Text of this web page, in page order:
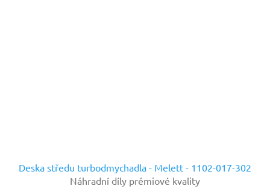
Deska středu turbodmychadla - Melett - 1102-017-302
Náhradní díly prémiové kvality